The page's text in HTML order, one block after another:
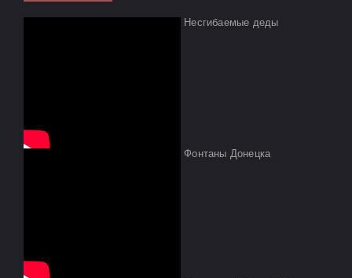
Несгибаемые деды
Фонтаны Донецка